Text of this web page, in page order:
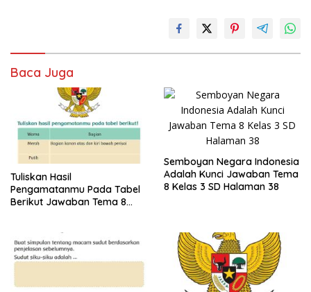
Baca Juga
Tuliskan Hasil
Pengamatanmu Pada Tabel
Berikut Jawaban Tema 8
Semboyan Negara Indonesia
Adalah Kunci Jawaban Tema
8 Kelas 3 SD Halaman 38